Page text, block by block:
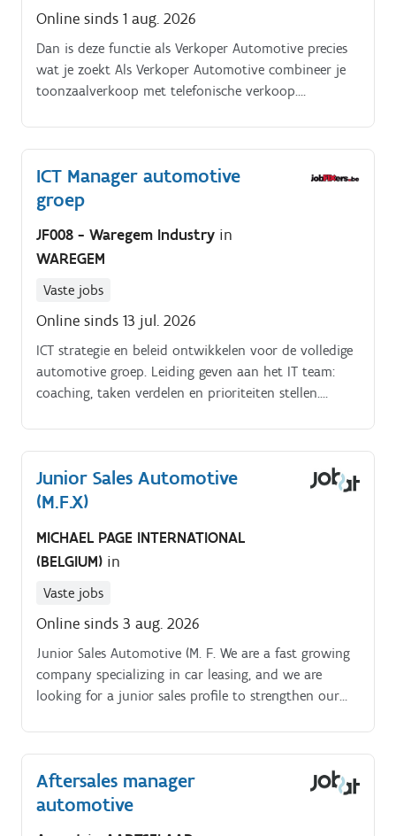
receptiemedewerker binnen de automotive sector.
Een vlotte en verzorgde autotechnieker die wil
doorgroeien naar een klantgerichte functie komt ook
zeker in aanmerking.
Online sinds 1 aug. 2026
Dan is deze functie als Verkoper Automotive precies
wat je zoekt Als Verkoper Automotive combineer je
toonzaalverkoop met telefonische verkoop.
je één van beide teams.
ICT Manager automotive
groep
JF008 - Waregem Industry in
WAREGEM
Vaste jobs
Online sinds 13 jul. 2026
ICT strategie en beleid ontwikkelen voor de volledige
automotive groep. Leiding geven aan het IT team:
coaching, taken verdelen en prioriteiten stellen.
Junior Sales Automotive
(M.F.X)
MICHAEL PAGE INTERNATIONAL
(BELGIUM) in
Vaste jobs
Online sinds 3 aug. 2026
Junior Sales Automotive (M. F. We are a fast growing
company specializing in car leasing, and we are
looking for a junior sales profile to strengthen our
Aftersales manager
automotive